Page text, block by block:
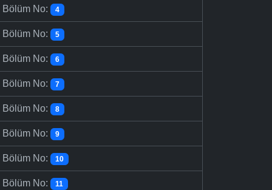
Bölüm No: 4
Bölüm No: 5
Bölüm No: 6
Bölüm No: 7
Bölüm No: 8
Bölüm No: 9
Bölüm No: 10
Bölüm No: 11